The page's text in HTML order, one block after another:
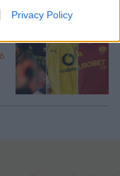
Privacy Policy